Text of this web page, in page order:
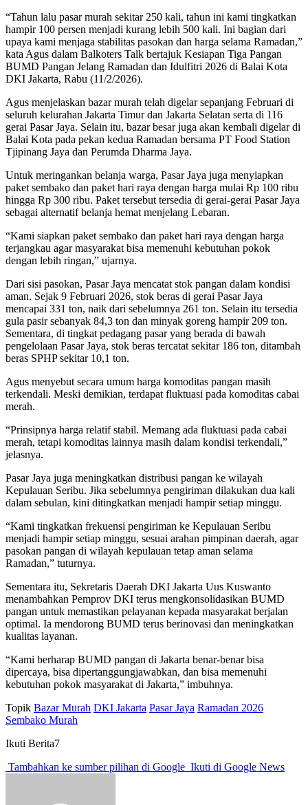
“Tahun lalu pasar murah sekitar 250 kali, tahun ini kami tingkatkan
hampir 100 persen menjadi kurang lebih 500 kali. Ini bagian dari
upaya kami menjaga stabilitas pasokan dan harga selama Ramadan,”
kata Agus dalam Balkoters Talk bertajuk Kesiapan Tiga Pangan
BUMD Pangan Jelang Ramadan dan Idulfitri 2026 di Balai Kota
DKI Jakarta, Rabu (11/2/2026).
Agus menjelaskan bazar murah telah digelar sepanjang Februari di
seluruh kelurahan Jakarta Timur dan Jakarta Selatan serta di 116
gerai Pasar Jaya. Selain itu, bazar besar juga akan kembali digelar di
Balai Kota pada pekan kedua Ramadan bersama PT Food Station
Tjipinang Jaya dan Perumda Dharma Jaya.
Untuk meringankan belanja warga, Pasar Jaya juga menyiapkan
paket sembako dan paket hari raya dengan harga mulai Rp 100 ribu
hingga Rp 300 ribu. Paket tersebut tersedia di gerai-gerai Pasar Jaya
sebagai alternatif belanja hemat menjelang Lebaran.
“Kami siapkan paket sembako dan paket hari raya dengan harga
terjangkau agar masyarakat bisa memenuhi kebutuhan pokok
dengan lebih ringan,” ujarnya.
Dari sisi pasokan, Pasar Jaya mencatat stok pangan dalam kondisi
aman. Sejak 9 Februari 2026, stok beras di gerai Pasar Jaya
mencapai 331 ton, naik dari sebelumnya 261 ton. Selain itu tersedia
gula pasir sebanyak 84,3 ton dan minyak goreng hampir 209 ton.
Sementara, di tingkat pedagang pasar yang berada di bawah
pengelolaan Pasar Jaya, stok beras tercatat sekitar 186 ton, ditambah
beras SPHP sekitar 10,1 ton.
Agus menyebut secara umum harga komoditas pangan masih
terkendali. Meski demikian, terdapat fluktuasi pada komoditas cabai
merah.
“Prinsipnya harga relatif stabil. Memang ada fluktuasi pada cabai
merah, tetapi komoditas lainnya masih dalam kondisi terkendali,”
jelasnya.
Pasar Jaya juga meningkatkan distribusi pangan ke wilayah
Kepulauan Seribu. Jika sebelumnya pengiriman dilakukan dua kali
dalam sebulan, kini ditingkatkan menjadi hampir setiap minggu.
“Kami tingkatkan frekuensi pengiriman ke Kepulauan Seribu
menjadi hampir setiap minggu, sesuai arahan pimpinan daerah, agar
pasokan pangan di wilayah kepulauan tetap aman selama
Ramadan,” tuturnya.
Sementara itu, Sekretaris Daerah DKI Jakarta Uus Kuswanto
menambahkan Pemprov DKI terus mengkonsolidasikan BUMD
pangan untuk memastikan pelayanan kepada masyarakat berjalan
optimal. Ia mendorong BUMD terus berinovasi dan meningkatkan
kualitas layanan.
“Kami berharap BUMD pangan di Jakarta benar-benar bisa
dipercaya, bisa dipertanggungjawabkan, dan bisa memenuhi
kebutuhan pokok masyarakat di Jakarta,” imbuhnya.
Topik Bazar Murah DKI Jakarta Pasar Jaya Ramadan 2026
Sembako Murah
Ikuti Berita7
Tambahkan ke sumber pilihan di Google Ikuti di Google News